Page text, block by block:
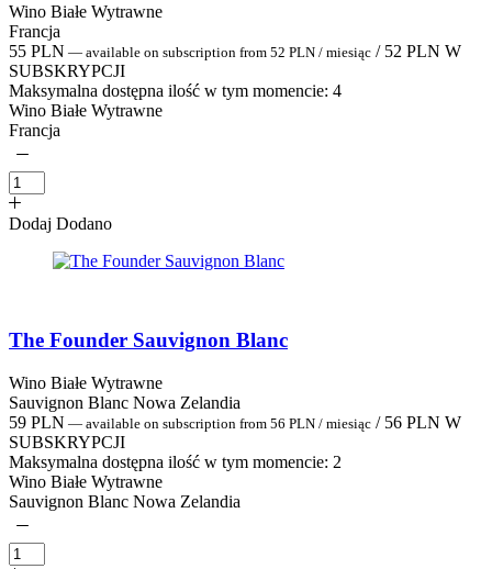
Wino Białe Wytrawne
Francja
55 PLN — available on subscription from 52 PLN / miesiąc / 52 PLN W
SUBSKRYPCJI
Maksymalna dostępna ilość w tym momencie: 4
Wino Białe Wytrawne
Francja
Dodaj Dodano
The Founder Sauvignon Blanc
Wino Białe Wytrawne
Sauvignon Blanc Nowa Zelandia
59 PLN — available on subscription from 56 PLN / miesiąc / 56 PLN W
SUBSKRYPCJI
Maksymalna dostępna ilość w tym momencie: 2
Wino Białe Wytrawne
Sauvignon Blanc Nowa Zelandia